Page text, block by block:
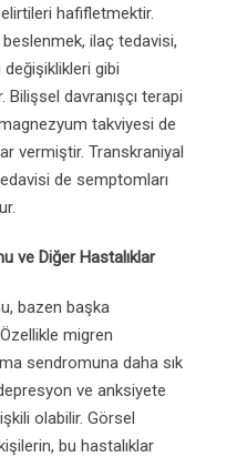
hafifletmektir.
beslenmek, ilaç tedavisi,
gibi
davranışçı terapi
takviyesi de
vermiştir. Transkraniyal
de semptomları
ve Diğer Hastalıklar
bazen başka
migren
sendromuna daha sık
ve anksiyete
olabilir. Görsel
bu hastalıklar